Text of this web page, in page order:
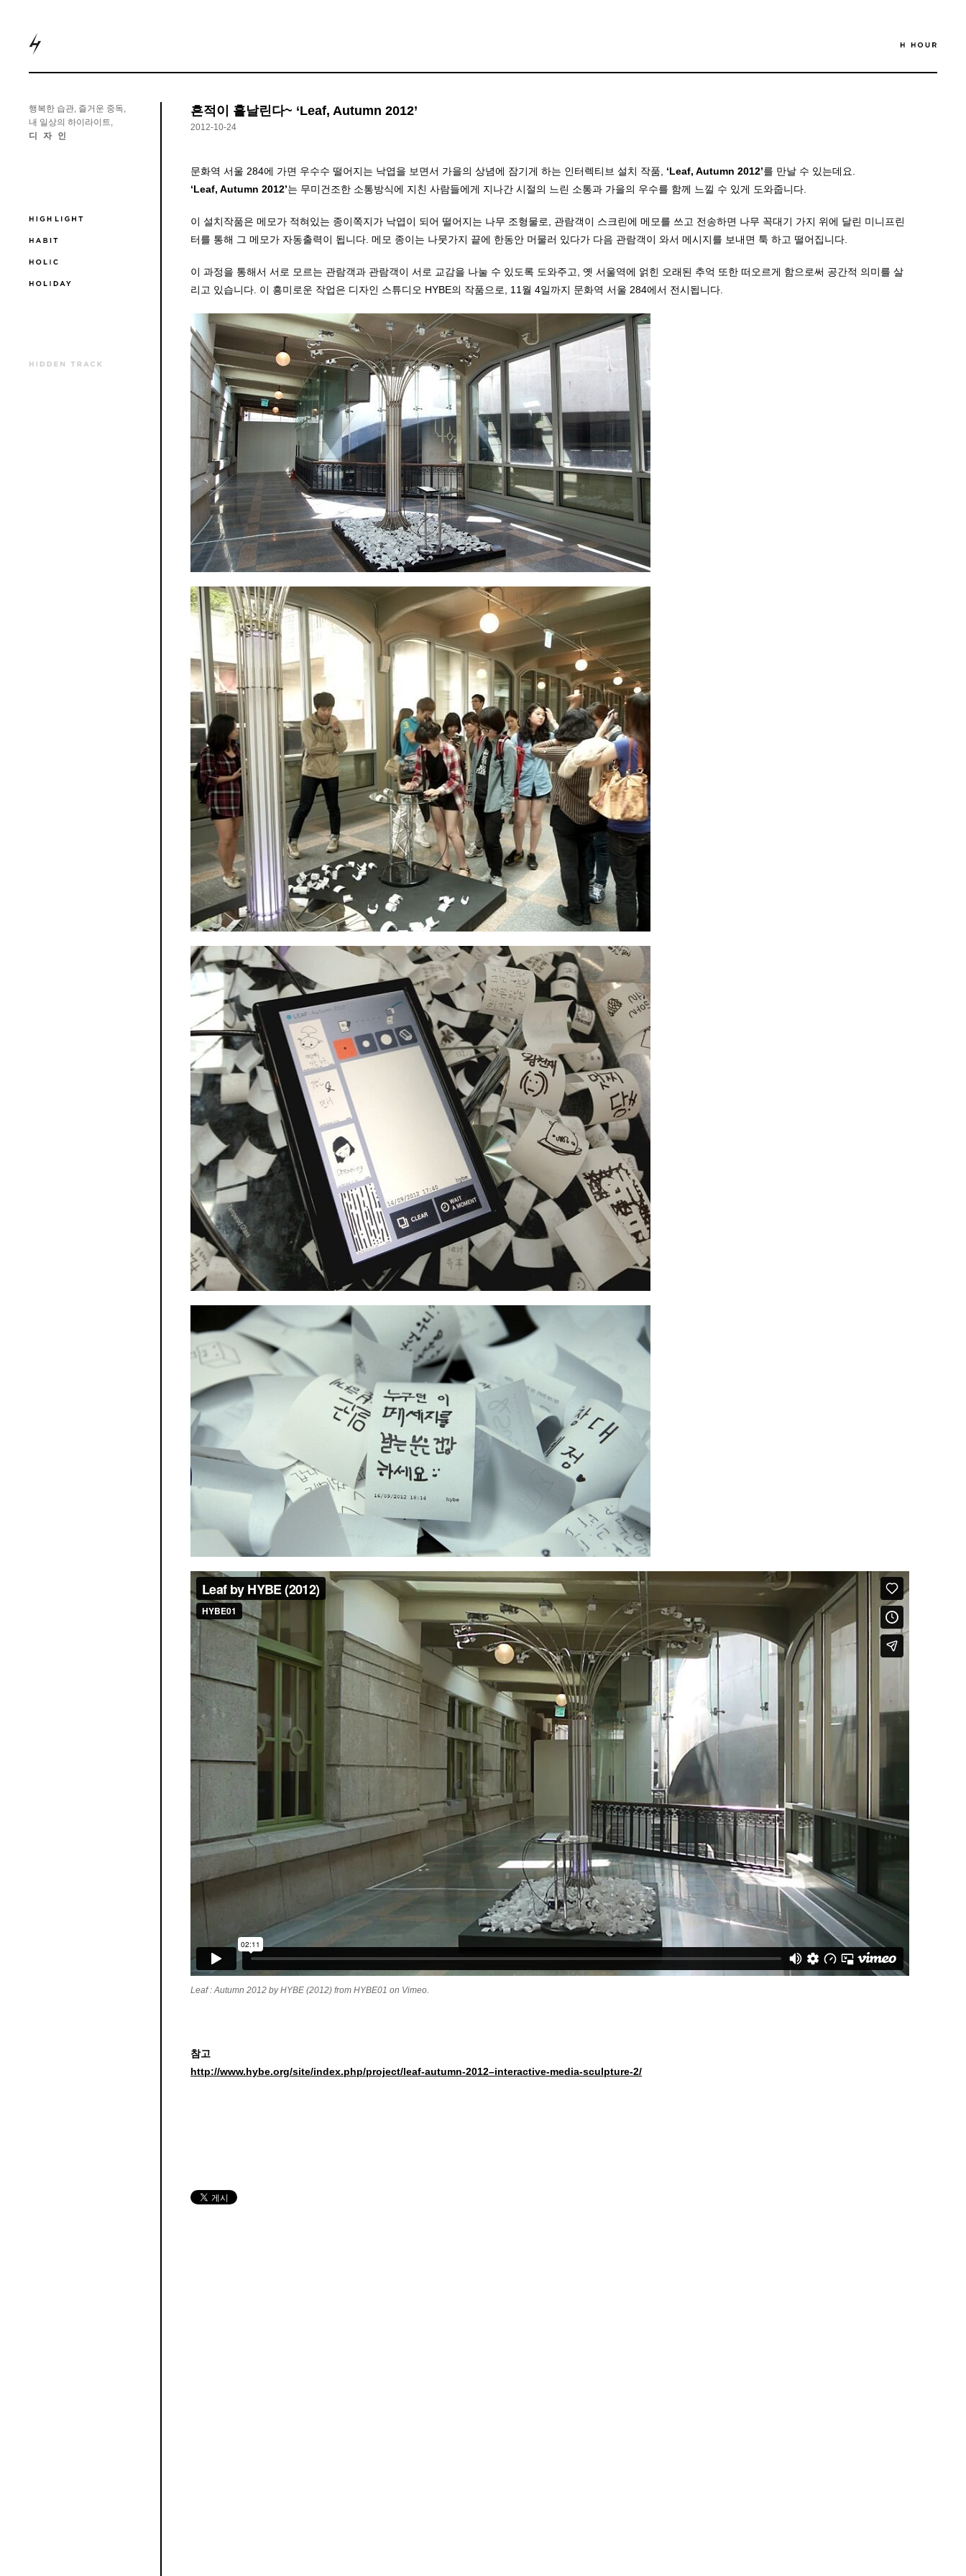
흔적이 흩날린다~ ‘Leaf, Autumn 2012’
2012-10-24
문화역 서울 284에 가면 우수수 떨어지는 낙엽을 보면서 가을의 상념에 잠기게 하는 인터렉티브 설치 작품, ‘Leaf, Autumn 2012’를 만날 수 있는데요.
‘Leaf, Autumn 2012’는 무미건조한 소통방식에 지친 사람들에게 지나간 시절의 느린 소통과 가을의 우수를 함께 느낄 수 있게 도와줍니다.
이 설치작품은 메모가 적혀있는 종이쪽지가 낙엽이 되어 떨어지는 나무 조형물로, 관람객이 스크린에 메모를 쓰고 전송하면 나무 꼭대기 가지 위에 달린 미니프린
터를 통해 그 메모가 자동출력이 됩니다. 메모 종이는 나뭇가지 끝에 한동안 머물러 있다가 다음 관람객이 와서 메시지를 보내면 툭 하고 떨어집니다.
이 과정을 통해서 서로 모르는 관람객과 관람객이 서로 교감을 나눌 수 있도록 도와주고, 옛 서울역에 얽힌 오래된 추억 또한 떠오르게 함으로써 공간적 의미를 살
리고 있습니다. 이 흥미로운 작업은 디자인 스튜디오 HYBE의 작품으로, 11월 4일까지 문화역 서울 284에서 전시됩니다.
Leaf : Autumn 2012 by HYBE (2012) from HYBE01 on Vimeo.
참고
http://www.hybe.org/site/index.php/project/leaf-autumn-2012–interactive-media-sculpture-2/
행복한 습관, 즐거운 중독,
내 일상의 하이라이트,
디자인